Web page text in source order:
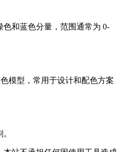
和蓝色分量，范围通常为 0-
模型，常用于设计和配色方案